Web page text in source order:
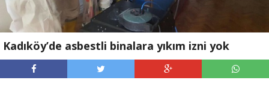
Kadıköy’de asbestli binalara yıkım izni yok